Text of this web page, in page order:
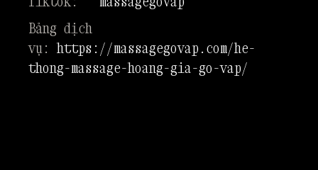
Bảng dịch
vụ:https://massagegovap.com/he-
thong-massage-hoang-gia-go-vap/